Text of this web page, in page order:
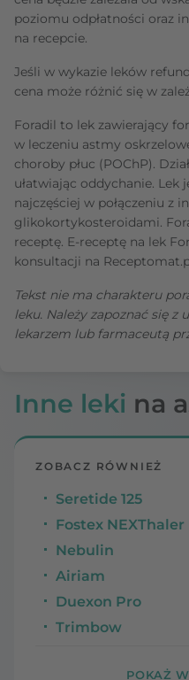
poziomu odpłatności oraz
na recepcie.
Jeśli w wykazie leków
cena może różnić się w
Foradil to lek zawierający
w leczeniu astmy
choroby płuc (POChP).
ułatwiając oddychanie. Lek
najczęściej w połączeniu z
glikokortykosteroidami.
receptę. E-receptę na lek
konsultacji na
Tekst nie ma charakteru
leku. Należy zapoznać się z
lekarzem lub farmaceutą
Inne leki na
ZOBACZ RÓWNIEŻ
Seretide 125
Fostex NEXThaler
Nebulin
Airiam
Duexon Pro
Trimbow